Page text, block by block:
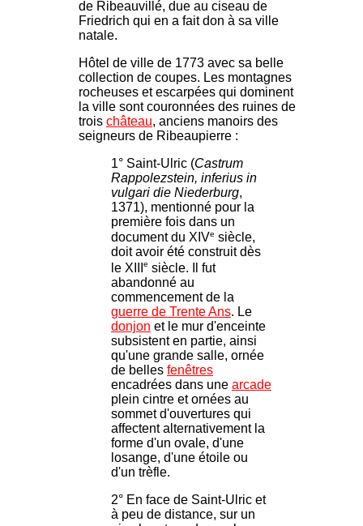
de Ribeauvillé, due au ciseau de
Friedrich qui en a fait don à sa ville
natale.
Hôtel de ville de 1773 avec sa belle
collection de coupes. Les montagnes
rocheuses et escarpées qui dominent
la ville sont couronnées des ruines de
trois château, anciens manoirs des
seigneurs de Ribeaupierre :
1° Saint-Ulric (Castrum
Rappolezstein, inferius in
vulgari die Niederburg,
1371), mentionné pour la
première fois dans un
document du XIVe siècle,
doit avoir été construit dès
le XIII
e siècle. Il fut
abandonné au
commencement de la
guerre de Trente Ans. Le
donjon et le mur d'enceinte
subsistent en partie, ainsi
qu'une grande salle, ornée
de belles fenêtres
encadrées dans une arcade
plein cintre et ornées au
sommet d'ouvertures qui
affectent alternativement la
forme d'un ovale, d'une
losange, d'une étoile ou
d'un trèfle.
2° En face de Saint-Ulric et
à peu de distance, sur un